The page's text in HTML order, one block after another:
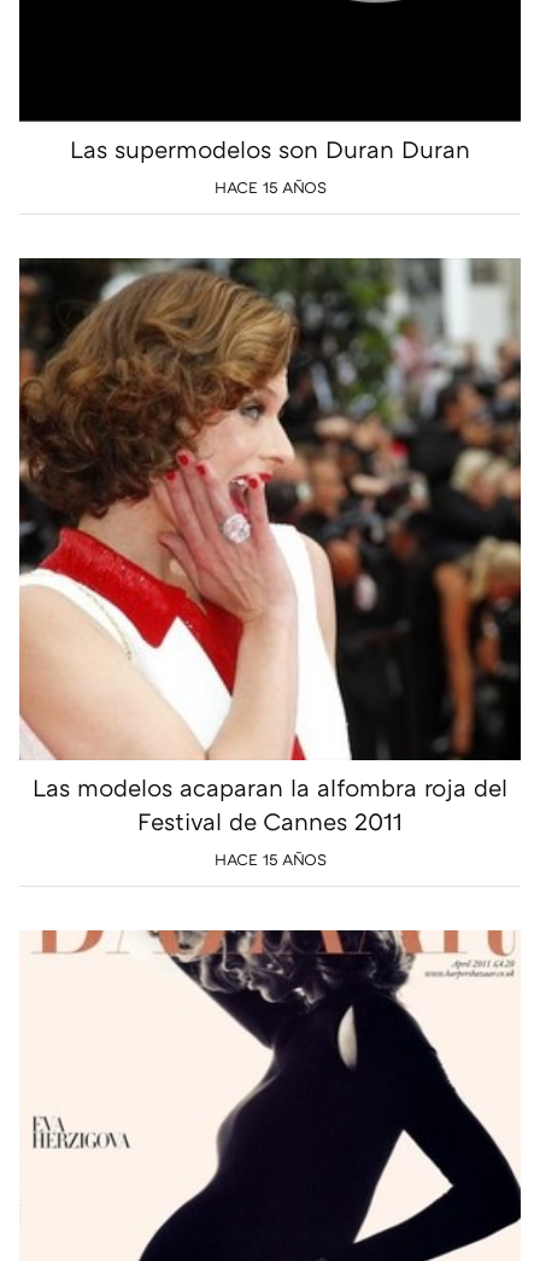
Las supermodelos son Duran Duran
HACE 15 AÑOS
Las modelos acaparan la alfombra roja del
Festival de Cannes 2011
HACE 15 AÑOS